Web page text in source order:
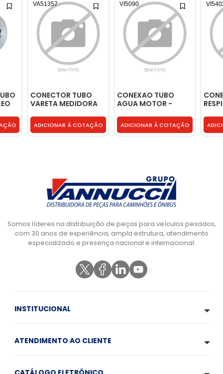
CONECTOR TUBO
VARETA MEDIDORA
2R0115406D
ADICIONAR À COTAÇÃO
VA51357
CONEXAO TUBO
AGUA MOTOR -
ADICIONAR À COTAÇÃO
VI5090
Somos líderes na distribuição de peças para veículos pesados,
com 30 anos de experiência, ampla estrutura, atendimento
especializado e presença nacional e internacional.
INSTITUCIONAL
ATENDIMENTO AO CLIENTE